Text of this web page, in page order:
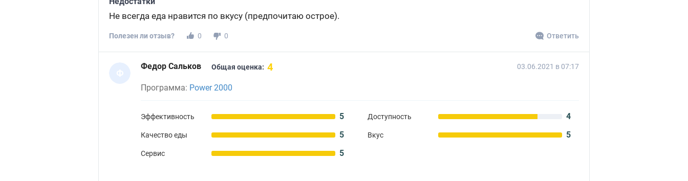
Не всегда еда нравится по вкусу (предпочитаю острое).
Полезен ли отзыв? 0 0 Ответить
Ф
Федор Сальков Общая оценка: 4 03.06.2021 в 07:17
Программа: Power 2000
Эффективность 5 Доступность 4
Качество еды 5 Вкус 5
Сервис 5